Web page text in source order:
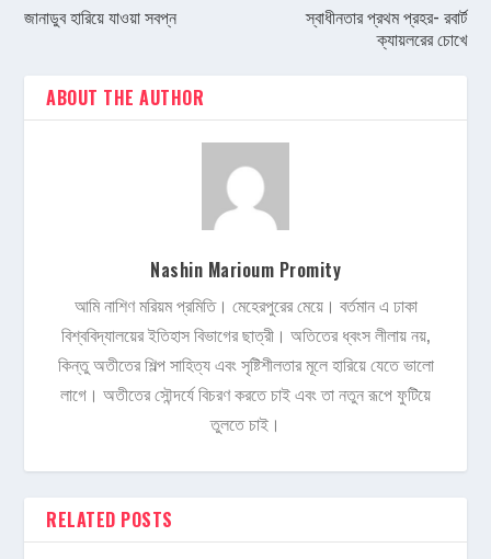
জানাডুব হারিয়ে যাওয়া সবপ্ন
স্বাধীনতার প্রথম প্রহর- রবার্ট
ক্যায়লরের চোখে
ABOUT THE AUTHOR
Nashin Marioum Promity
আমি নাশিণ মরিয়ম প্রমিতি। মেহেরপুরের মেয়ে। বর্তমান এ ঢাকা
বিশ্ববিদ্যালয়ের ইতিহাস বিভাগের ছাত্রী। অতিতের ধ্বংস লীলায় নয়,
কিন্তু অতীতের শিল্প সাহিত্য এবং সৃষ্টিশীলতার মূলে হারিয়ে যেতে ভালো
লাগে। অতীতের সৌন্দর্যে বিচরণ করতে চাই এবং তা নতুন রূপে ফুটিয়ে
তুলতে চাই।
RELATED POSTS